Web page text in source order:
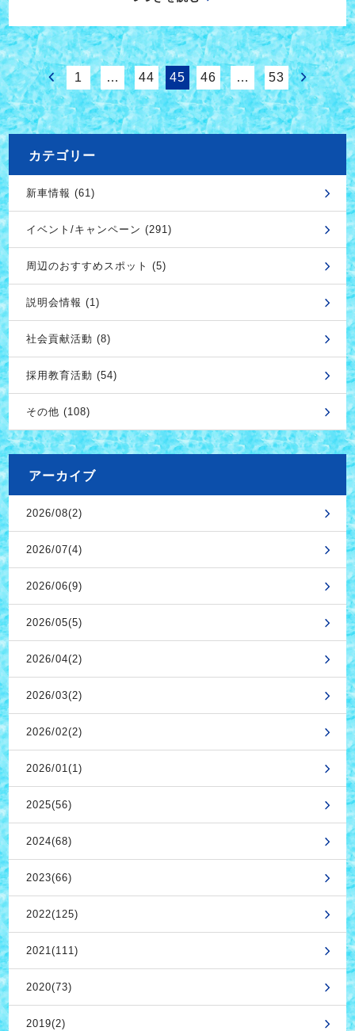
1 … 44 45 46 … 53
カテゴリー
新車情報 (61)
イベント/キャンペーン (291)
周辺のおすすめスポット (5)
説明会情報 (1)
社会貢献活動 (8)
採用教育活動 (54)
その他 (108)
アーカイブ
2026/08(2)
2026/07(4)
2026/06(9)
2026/05(5)
2026/04(2)
2026/03(2)
2026/02(2)
2026/01(1)
2025(56)
2024(68)
2023(66)
2022(125)
2021(111)
2020(73)
2019(2)